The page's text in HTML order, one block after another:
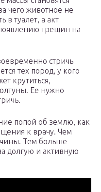
чего животное не
в туалет, а акт
трещин на
стричь
тех пород, у кого
крутиться,
Ее нужно
попой об землю, как
к врачу. Чем
Тем больше
долгую и активную